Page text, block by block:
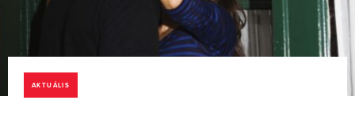
AKTUÁLIS